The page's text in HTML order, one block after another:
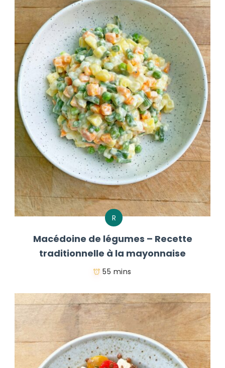
R
Macédoine de légumes – Recette
traditionnelle à la mayonnaise
55 mins